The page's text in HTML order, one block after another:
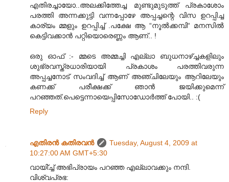
എതിരച്ചായോ..അലക്കിത്തേച്ച മുണ്ടുമുടുത്ത് പ്രകാശോം
പരത്തി അന്നക്കുട്ടി വന്നപ്പോഴേ അപ്പച്ചന്റെ വിസ ഉറപ്പിച്ച
കാര്യം മ്മളും ഉറപ്പിച്ച് .പക്ഷേ ആ “നൂൽക്കമ്പി“ മനസിൽ
കെട്ടിവക്കാൻ പറ്റിയൊരെണ്ണം ആണ്.. !
ഒരു ഓഫ് :- മ്മടെ അമ്മച്ചി എല്ലാ ബുധനാഴ്ച്ചകളിലും
ശുഭ്രവസ്ത്രധാരിയായി പ്രകാശം പരത്തിവരുന്ന
അപ്പച്ചനോട് സംവദിച്ച് ആണ് അഞ്ചിലേയും ആറിലേയും
കണക്ക് പരീക്ഷക്ക് ഞാൻ ജയിക്കുമെന്ന്
പറഞ്ഞത്.പെട്ടെന്നായെപ്പിസോഡോർത്ത് പോയി.. :(
Reply
എതിരന്‍ കതിരവന്‍
Tuesday, August 4, 2009 at
10:27:00 AM GMT+5:30
വായി്ച്ച് അഭിപ്രായം പറഞ്ഞ എല്ലാവക്കും നന്ദി.
വിശ്വപ്രഭ: